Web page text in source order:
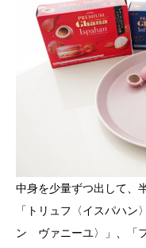
中身を少量ずつ出して、
「トリュフ〈イスパハ
ン ヴァニーユ〉」、「